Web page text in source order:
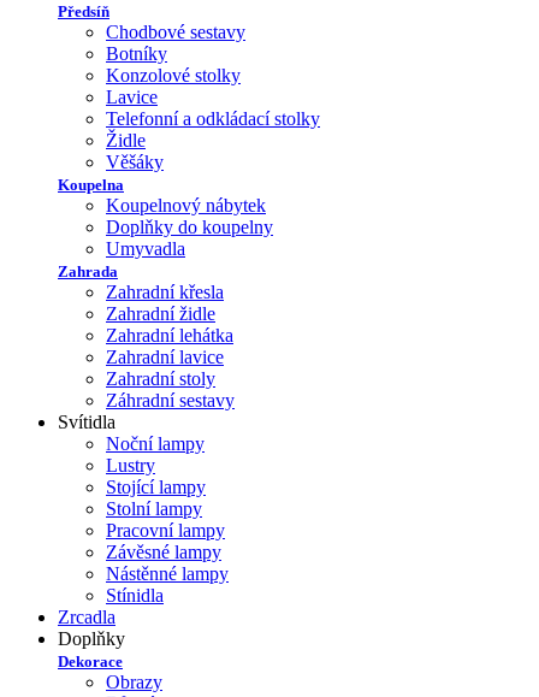
Předsíň
Chodbové sestavy
Botníky
Konzolové stolky
Lavice
Telefonní a odkládací stolky
Židle
Věšáky
Koupelna
Koupelnový nábytek
Doplňky do koupelny
Umyvadla
Zahrada
Zahradní křesla
Zahradní židle
Zahradní lehátka
Zahradní lavice
Zahradní stoly
Záhradní sestavy
Svítidla
Noční lampy
Lustry
Stojící lampy
Stolní lampy
Pracovní lampy
Závěsné lampy
Nástěnné lampy
Stínidla
Zrcadla
Doplňky
Dekorace
Obrazy